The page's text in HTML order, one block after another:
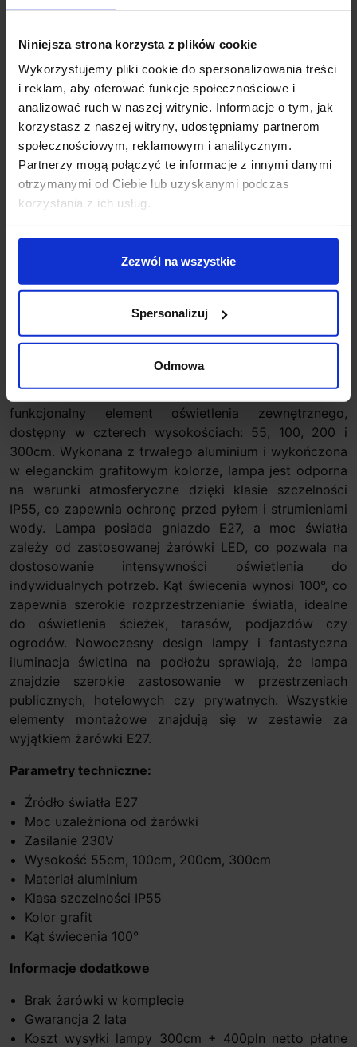
Niniejsza strona korzysta z plików cookie
Wykorzystujemy pliki cookie do spersonalizowania treści
i reklam, aby oferować funkcje społecznościowe i
analizować ruch w naszej witrynie. Informacje o tym, jak
korzystasz z naszej witryny, udostępniamy partnerom
społecznościowym, reklamowym i analitycznym.
Partnerzy mogą połączyć te informacje z innymi danymi
otrzymanymi od Ciebie lub uzyskanymi podczas
korzystania z ich usług.
Zezwól na wszystkie
Spersonalizuj
Odmowa
lub napisz do nas: pracujemy od 8:00 do 18:00,
odpowiedzi na e-maile od 8:00 do 22:00.
phone +48 694 000 777, +48 799 220 777
email sklep@salonled.pl
Metody płatności
Koszt dostawy
Zapytaj o produkt
Opis
SLED NEWYORKta lampa ogrodowa stojąca, stylowy i
funkcjonalny element oświetlenia zewnętrznego,
dostępny w czterech wysokościach: 55, 100, 200 i
300cm. Wykonana z trwałego aluminium i wykończona
w eleganckim grafitowym kolorze, lampa jest odporna
na warunki atmosferyczne dzięki klasie szczelności
IP55, co zapewnia ochronę przed pyłem i strumieniami
wody. Lampa posiada gniazdo E27, a moc światła
zależy od zastosowanej żarówki LED, co pozwala na
dostosowanie intensywności oświetlenia do
indywidualnych potrzeb. Kąt świecenia wynosi 100°, co
zapewnia szerokie rozprzestrzenianie światła, idealne
do oświetlenia ścieżek, tarasów, podjazdów czy
ogrodów. Nowoczesny design lampy i fantastyczna
iluminacja świetlna na podłożu sprawiają, że lampa
znajdzie szerokie zastosowanie w przestrzeniach
publicznych, hotelowych czy prywatnych. Wszystkie
elementy montażowe znajdują się w zestawie za
wyjątkiem żarówki E27.
Parametry techniczne:
Źródło światła E27
Moc uzależniona od żarówki
Zasilanie 230V
Wysokość 55cm, 100cm, 200cm, 300cm
Materiał aluminium
Klasa szczelności IP55
Kolor grafit
Kąt świecenia 100°
Informacje dodatkowe
Brak żarówki w komplecie
Gwarancja 2 lata
Koszt wysyłki lampy 300cm + 400pln netto płatne